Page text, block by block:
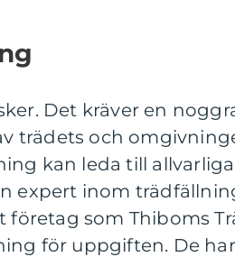
Det kräver en
trädets och
kan leda till
expert inom
företag som Thiboms
för uppgiften. De